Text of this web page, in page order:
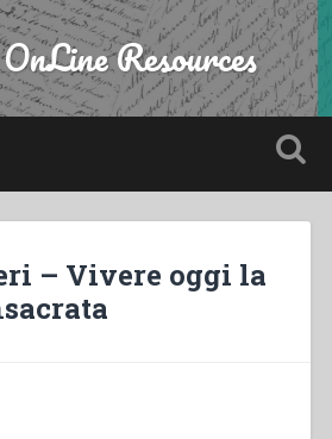
Resources
– Vivere oggi la